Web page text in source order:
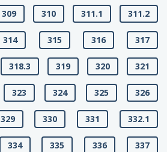
309 310 311.1 311.2
314 315 316 317
318.3 319 320 321
323 324 325 326
329 330 331 332.1
334 335 336 337